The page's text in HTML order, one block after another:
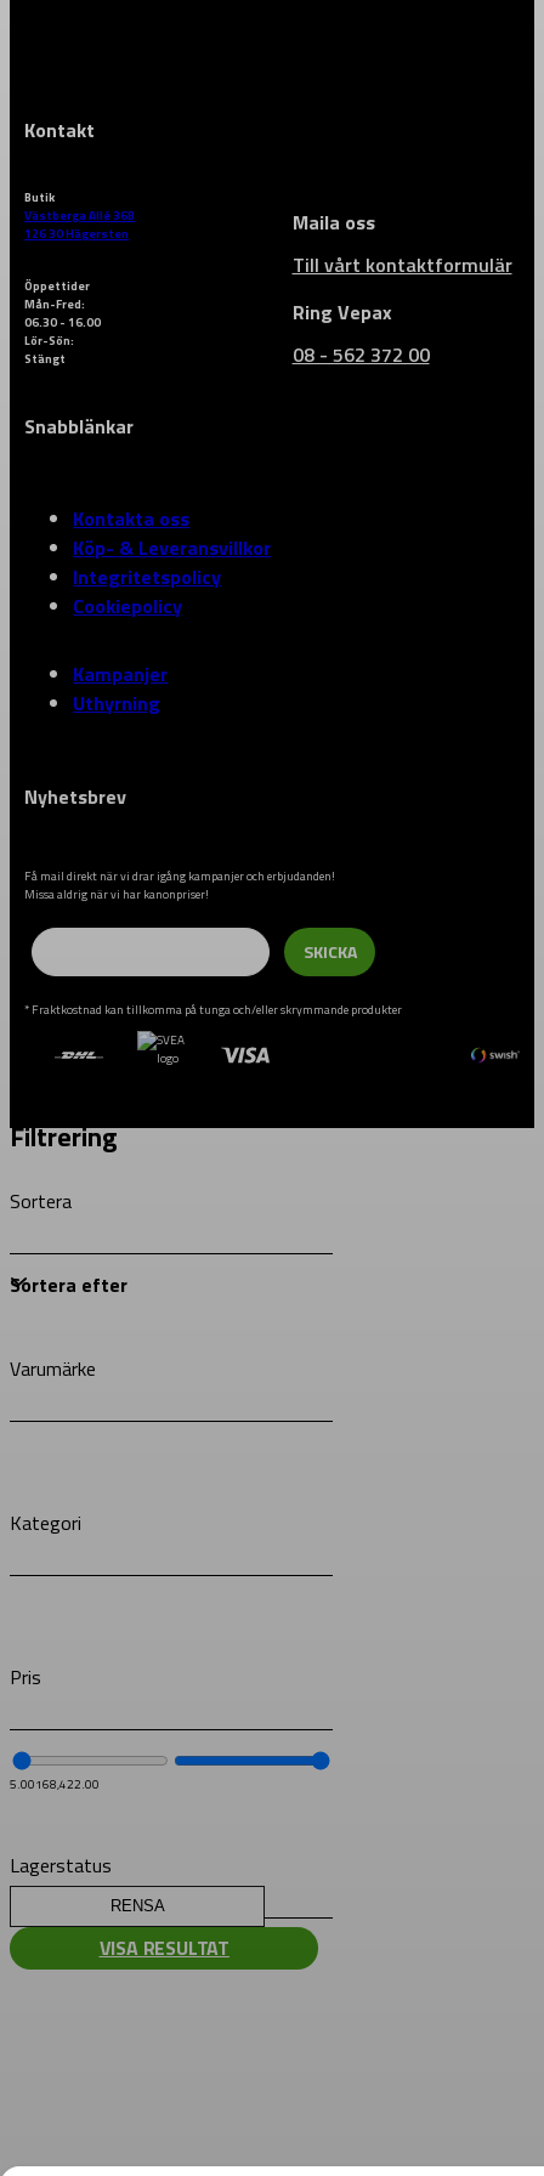
Kontakt
Butik
Västberga Allé 36B
126 30 Hägersten
Maila oss
Till vårt kontaktformulär
Öppettider
Mån-Fred:
06.30 - 16.00
Lör-Sön:
Stängt
Ring Vepax
08 - 562 372 00
Snabblänkar
Kontakta oss
Köp- & Leveransvillkor
Integritetspolicy
Cookiepolicy
Kampanjer
Uthyrning
Nyhetsbrev
Få mail direkt när vi drar igång kampanjer och erbjudanden!
Missa aldrig när vi har kanonpriser!
Email
SKICKA
* Fraktkostnad kan tillkomma på tunga och/eller skrymmande produkter
Filtrering
Sortera
Varumärke
Kategori
Pris
5.00168,422.00
Lagerstatus
RENSA
VISA RESULTAT